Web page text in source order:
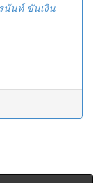
นันท์ ขันเงิน